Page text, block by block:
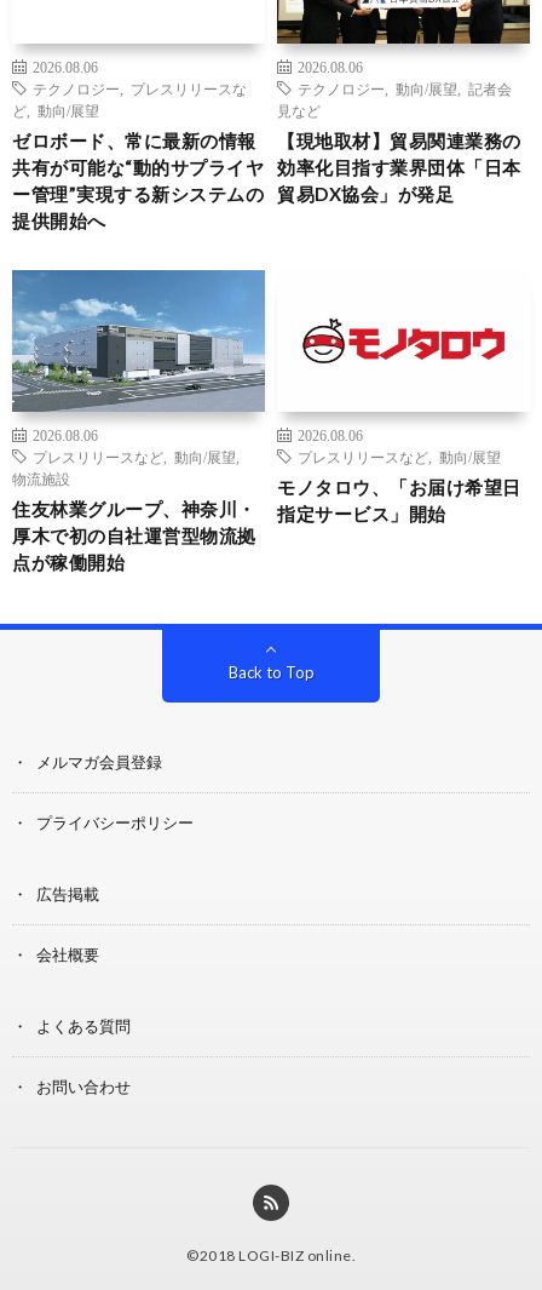
2026.08.06
テクノロジー
プレスリリースな
ど
動向/展望
ゼロボード、常に最新の情報
共有が可能な“動的サプライヤ
ー管理”実現する新システムの
提供開始へ
2026.08.06
テクノロジー
動向/展望
記者会
見など
【現地取材】貿易関連業務の
効率化目指す業界団体「日本
貿易DX協会」が発足
2026.08.06
プレスリリースなど
動向/展望
物流施設
住友林業グループ、神奈川・
厚木で初の自社運営型物流拠
点が稼働開始
2026.08.06
プレスリリースなど
動向/展望
モノタロウ、「お届け希望日
指定サービス」開始
Back to Top
メルマガ会員登録
プライバシーポリシー
広告掲載
会社概要
よくある質問
お問い合わせ
©2018 LOGI-BIZ online.